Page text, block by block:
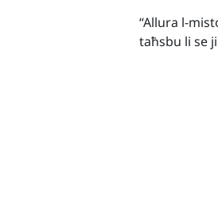
“Allura l-
taħsbu li se